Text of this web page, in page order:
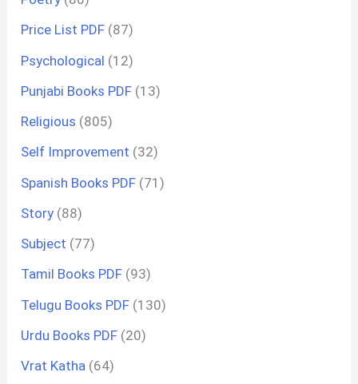
Price List PDF (87)
Psychological (12)
Punjabi Books PDF (13)
Religious (805)
Self Improvement (32)
Spanish Books PDF (71)
Story (88)
Subject (77)
Tamil Books PDF (93)
Telugu Books PDF (130)
Urdu Books PDF (20)
Vrat Katha (64)